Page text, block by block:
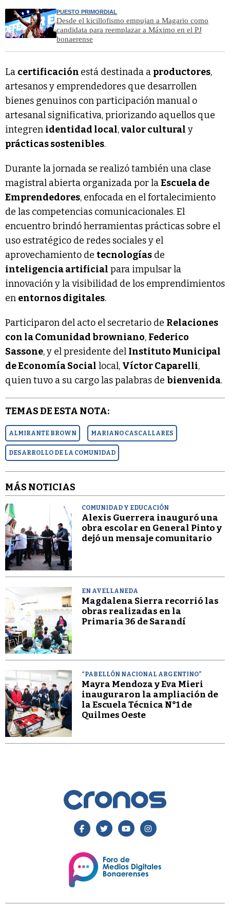
PUESTO PRIMORDIAL
Desde el kicillofismo empujan a Magario como
candidata para reemplazar a Máximo en el PJ
bonaerense
La certificación está destinada a productores,
artesanos y emprendedores que desarrollen
bienes genuinos con participación manual o
artesanal significativa, priorizando aquellos que
integren identidad local,valor cultural y
prácticas sostenibles.
Durante la jornada se realizó también una clase
magistral abierta organizada por laEscuela de
Emprendedores, enfocada en el fortalecimiento
de las competencias comunicacionales. El
encuentro brindó herramientas prácticas sobre el
uso estratégico de redes sociales y el
aprovechamiento de tecnologías de
inteligencia artificial para impulsar la
innovación y la visibilidad de los emprendimientos
en entornos digitales.
Participaron del acto el secretario de Relaciones
con la Comunidad browniano, Federico
Sassone, y el presidente del Instituto Municipal
de Economía Social local, Víctor Caparelli,
quien tuvo a su cargo las palabras de bienvenida.
TEMAS DE ESTA NOTA:
ALMIRANTE BROWN MARIANO CASCALLARES
DESARROLLO DE LA COMUNIDAD
MÁS NOTICIAS
COMUNIDAD Y EDUCACIÓN
Alexis Guerrera inauguró una
obra escolar en General Pinto y
dejó un mensaje comunitario
EN AVELLANEDA
Magdalena Sierra recorrió las
obras realizadas en la
Primaria 36 de Sarandí
“PABELLÓN NACIONAL ARGENTINO”
Mayra Mendoza y Eva Mieri
inauguraron la ampliación de
la Escuela Técnica N°1 de
Quilmes Oeste